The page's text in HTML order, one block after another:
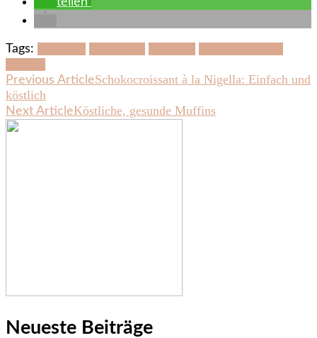
Tags:
Post
Navigation
Previous ArticleSchokocroissant à la Nigella: Einfach und
köstlich
Next ArticleKöstliche, gesunde Muffins
Neueste Beiträge